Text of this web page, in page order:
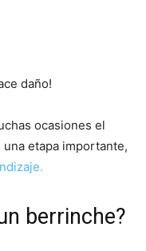
daño!
ocasiones el
etapa importante,
berrinche?